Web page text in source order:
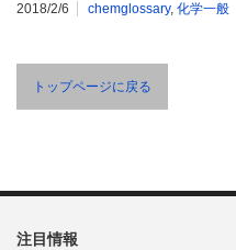
2018/2/6 chemglossary, 化学一般
トップページに戻る
注目情報